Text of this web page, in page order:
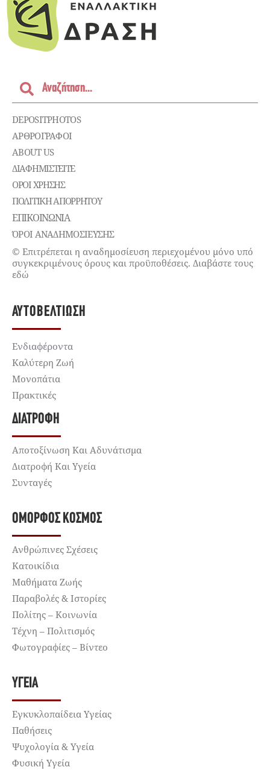
DEPOSITPHOTOS
ΑΡΘΡΟΓΡΑΦΟΙ
ABOUT US
ΔΙΑΦΗΜΙΣΤΕΊΤΕ
ΌΡΟΙ ΧΡΉΣΗΣ
ΠΟΛΙΤΙΚΉ ΑΠΟΡΡΉΤΟΥ
ΕΠΙΚΟΙΝΩΝΊΑ
ΌΡΟΙ ΑΝΑΔΗΜΟΣΙΕΥΣΗΣ
© Επιτρέπεται η αναδημοσίευση περιεχομένου μόνο υπό
συγκεκριμένους όρους και προϋποθέσεις. Διαβάστε τους
εδώ
ΑΥΤΟΒΕΛΤΊΩΣΗ
Ενδιαφέροντα
Καλύτερη Ζωή
Μονοπάτια
Πρακτικές
ΔΙΑΤΡΟΦΉ
Αποτοξίνωση Και Αδυνάτισμα
Διατροφή Και Υγεία
Συνταγές
ΌΜΟΡΦΟΣ ΚΌΣΜΟΣ
Ανθρώπινες Σχέσεις
Κατοικίδια
Μαθήματα Ζωής
Παραβολές & Ιστορίες
Πολίτης – Κοινωνία
Τέχνη – Πολιτισμός
Φωτογραφίες – Βίντεο
ΥΓΕΊΑ
Εγκυκλοπαίδεια Υγείας
Παθήσεις
Ψυχολογία & Υγεία
Φυσική Υγεία